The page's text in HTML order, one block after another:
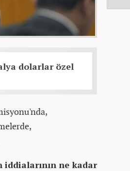
dolarlar özel
ne kadar